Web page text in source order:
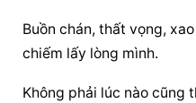
Buồn chán, thất vọng,
chiếm lấy lòng mình.
Không phải lúc nào cũng